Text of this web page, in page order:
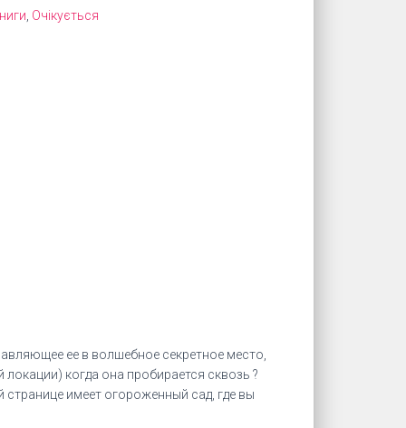
Очікується
ее в волшебное секретное место,
когда она пробирается сквозь ?
имеет огороженный сад, где вы